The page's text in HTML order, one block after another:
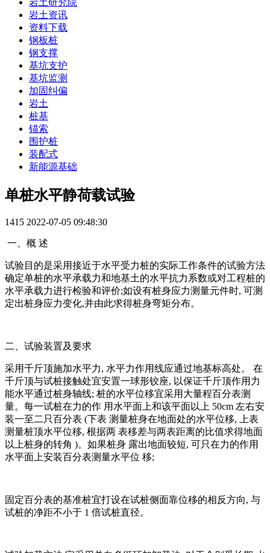
岩土研究院
岩土资讯
资料下载
钢板桩
钢支撑
基坑支护
基坑监测
加固纠偏
岩土
桩基
锚索
围护桩
装配式
新能源基础
单桩水平静荷载试验
1415 2022-07-05 09:48:30
一、概 述
试验目的是采用接近于水平受力桩的实际工作条件的试验方法
确定单桩的水平承载力和地基土的水平抗力系数或对工程桩的
水平承载力进行检验和评价;如设有桩身应力测量元件时, 可测
定出桩身应力变化,并由此求得桩身弯矩分布。
二、试验装置及要求
采用千斤顶施加水平力, 水平力作用线应通过地基标高处。 在
千斤顶与试桩接触处宜安置一球形铰座, 以保证千斤顶作用力
能水平通过桩身轴线; 桩的水平位移宜采用大量程百分表测
量。每一试桩在力的作 用水平面上和该平面以上 50cm 左右安
装一至二只百分表 (下表 测量桩身在地面处的水平位移, 上表
测量桩顶水平位移, 根据两 表移差与两表距离的比值求得地面
以上桩身的转角 )。如果桩身 露出地面较短, 可只在力的作用
水平面上安装百分表测量水平位 移;
固定百分表的基准桩宜打设在试桩侧面靠位移的相反方向, 与
试桩的净距不小于 1 倍试桩直径。